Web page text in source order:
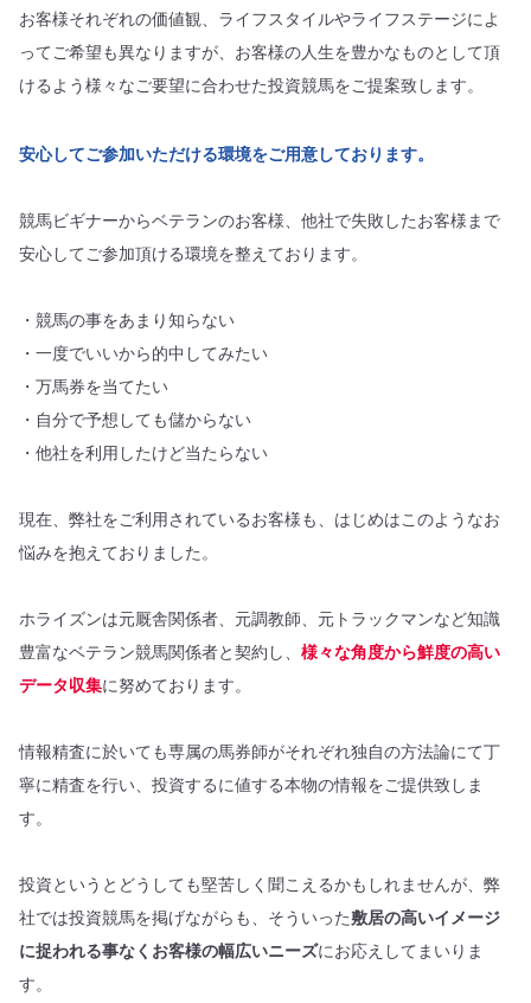
お客様それぞれの価値観、ライフスタイルやライフステージによ
ってご希望も異なりますが、お客様の人生を豊かなものとして頂
けるよう様々なご要望に合わせた投資競馬をご提案致します。
安心してご参加いただける環境をご用意しております。
競馬ビギナーからベテランのお客様、他社で失敗したお客様まで
安心してご参加頂ける環境を整えております。
・競馬の事をあまり知らない
・一度でいいから的中してみたい
・万馬券を当てたい
・自分で予想しても儲からない
・他社を利用したけど当たらない
現在、弊社をご利用されているお客様も、はじめはこのようなお
悩みを抱えておりました。
ホライズンは元厩舎関係者、元調教師、元トラックマンなど知識
豊富なベテラン競馬関係者と契約し、 様々な角度から鮮度の高い
データ収集に努めております。
情報精査に於いても専属の馬券師がそれぞれ独自の方法論にて丁
寧に精査を行い、投資するに値する本物の情報をご提供致しま
す。
投資というとどうしても堅苦しく聞こえるかもしれませんが、弊
社では投資競馬を掲げながらも、そういった敷居の高いイメージ
に捉われる事なくお客様の幅広いニーズにお応えしてまいりま
す。